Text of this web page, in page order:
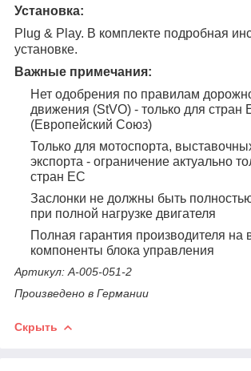
Установка:
Plug & Play. В комплекте подробная
установке.
Важные примечания:
Нет одобрения по правилам
движения (StVO) - только для стран
(Европейский Союз)
Только для мотоспорта,
экспорта - ограничение актуально
стран ЕС
Заслонки не должны быть
при полной нагрузке двигателя
Полная гарантия производителя на
компоненты блока управления
Артикул: A-005-051-2
Произведено в Германии
Скрыть